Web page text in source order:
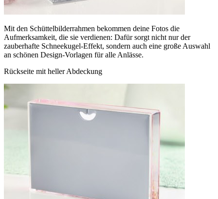
Mit den Schüttelbilderrahmen bekommen deine Fotos die
Aufmerksamkeit, die sie verdienen: Dafür sorgt nicht nur der
zauberhafte Schneekugel-Effekt, sondern auch eine große Auswahl
an schönen Design-Vorlagen für alle Anlässe.
Rückseite mit heller Abdeckung